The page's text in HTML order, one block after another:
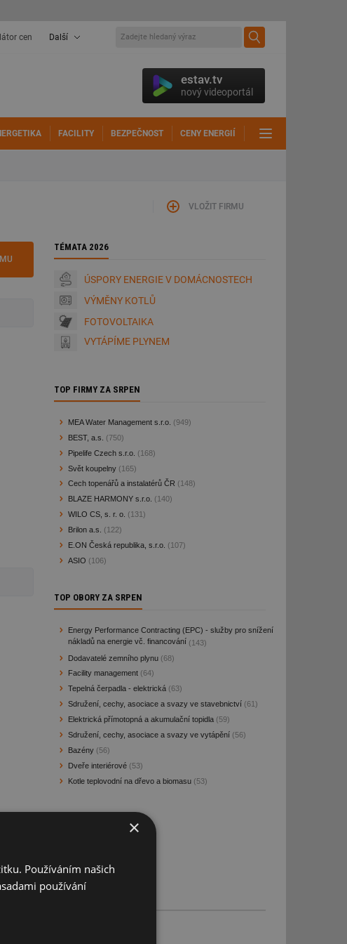
cen Další
estav.tv
nový videoportál
FACILITY BEZPEČNOST CENY ENERGIÍ
VLOŽIT FIRMU
TÉMATA 2026
ÚSPORY ENERGIE V DOMÁCNOSTECH
VÝMĚNY KOTLŮ
FOTOVOLTAIKA
VYTÁPÍME PLYNEM
TOP FIRMY ZA SRPEN
MEA Water Management s.r.o. (949)
BEST, a.s.
(750)
Pipelife Czech s.r.o. (168)
Svět koupelny(165)
Cech topenářů a instalatérů ČR (148)
BLAZE HARMONY s.r.o. (140)
WILO CS, s. r. o. (131)
Brilon a.s.
(122)
E.ON Česká republika, s.r.o. (107)
ASIO (106)
TOP OBORY ZA SRPEN
Energy Performance Contracting (EPC) - služby pro snížení
nákladů na energie vč. financování (143)
Dodavatelé zemního plynu(68)
Facility management(64)
Tepelná čerpadla - elektrická(63)
Sdružení, cechy, asociace a svazy ve stavebnictví (61)
Elektrická přímotopná a akumulační topidla(59)
Sdružení, cechy, asociace a svazy ve vytápění(56)
Bazény(56)
Dveře interiérové(53)
Kotle teplovodní na dřevo a biomasu(53)
×
Používáním našich
používání